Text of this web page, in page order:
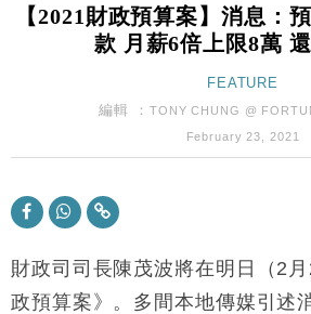
11:12
國際｜特朗普料美伊戰事快結
財經｜SA售股自救後再出手
財經｜華僑銀行上半年淨利
47仙
17:33
及消費表現
損失近6900萬元
16:05
財經｜日經失守6.5萬點後回
【2021財政預算案】消息：
款 月薪6倍上限8萬
FEATURE
編輯 ： TONY CHUNG @
February 23, 2021
財政司司長陳茂波將在明日（2
政預算案》。多間本地傳媒引述